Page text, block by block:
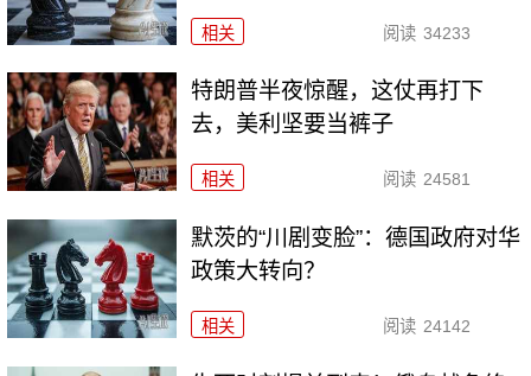
相关 阅读 34233
特朗普半夜惊醒，这仗再打下
去，美利坚要当裤子
相关 阅读 24581
默茨的“川剧变脸”：德国政府对华
政策大转向？
相关 阅读 24142